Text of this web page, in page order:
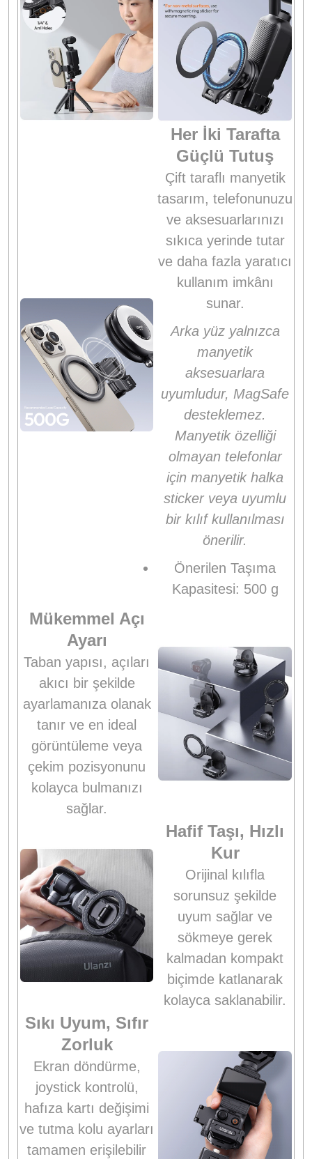
Her İki Tarafta
Güçlü Tutuş
Çift taraflı manyetik
tasarım, telefonunuzu
ve aksesuarlarınızı
sıkıca yerinde tutar
ve daha fazla yaratıcı
kullanım imkânı
sunar.
Arka yüz yalnızca
manyetik
aksesuarlara
uyumludur, MagSafe
desteklemez.
Manyetik özelliği
olmayan telefonlar
için manyetik halka
sticker veya uyumlu
bir kılıf kullanılması
önerilir.
Önerilen Taşıma
Kapasitesi: 500 g
Mükemmel Açı
Ayarı
Taban yapısı, açıları
akıcı bir şekilde
ayarlamanıza olanak
tanır ve en ideal
görüntüleme veya
çekim pozisyonunu
kolayca bulmanızı
sağlar.
Hafif Taşı, Hızlı
Kur
Orijinal kılıfla
sorunsuz şekilde
uyum sağlar ve
sökmeye gerek
kalmadan kompakt
biçimde katlanarak
kolayca saklanabilir.
Sıkı Uyum, Sıfır
Zorluk
Ekran döndürme,
joystick kontrolü,
hafıza kartı değişimi
ve tutma kolu ayarları
tamamen erişilebilir